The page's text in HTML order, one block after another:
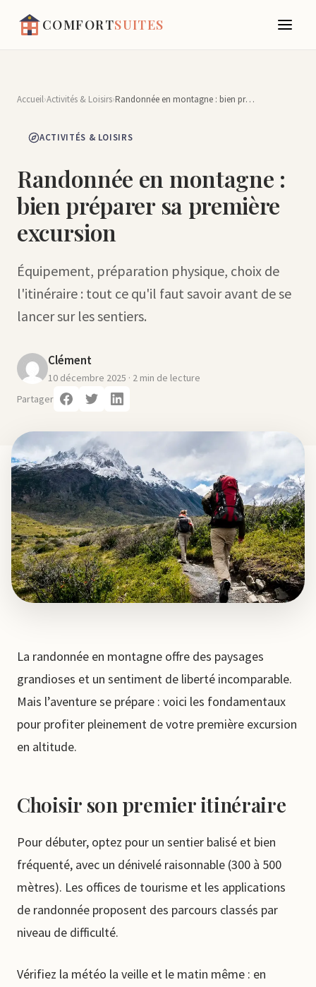
COMFORTSUITES
Accueil›Activités & Loisirs› Randonnée en montagne : bien préparer sa première excursion
ACTIVITÉS & LOISIRS
Randonnée en montagne :
bien préparer sa première
excursion
Équipement, préparation physique, choix de
l'itinéraire : tout ce qu'il faut savoir avant de se
lancer sur les sentiers.
Clément
10 décembre 2025 · 2 min de lecture
Partager
La randonnée en montagne offre des paysages
grandioses et un sentiment de liberté incomparable.
Mais l’aventure se prépare : voici les fondamentaux
pour profiter pleinement de votre première excursion
en altitude.
Choisir son premier itinéraire
Pour débuter, optez pour un sentier balisé et bien
fréquenté, avec un dénivelé raisonnable (300 à 500
mètres). Les offices de tourisme et les applications
de randonnée proposent des parcours classés par
niveau de difficulté.
Vérifiez la météo la veille et le matin même : en